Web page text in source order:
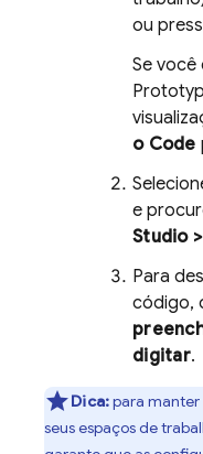
ou
Se você
o Code
e
Studio
Para
código,
digitar.
Dica:para manter
seus espaços de